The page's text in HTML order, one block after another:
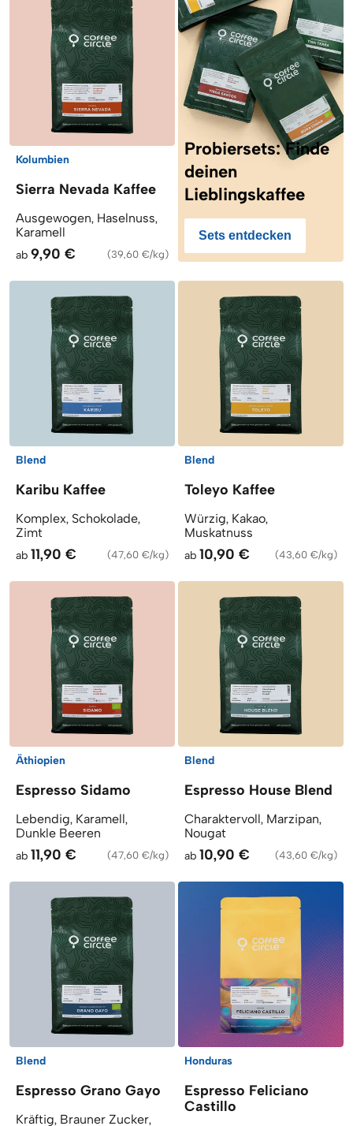
Kolumbien
Sierra Nevada Kaffee
Ausgewogen, Haselnuss,
Karamell
ab 9,90 € (39,60 €/kg)
Probiersets: Finde
deinen
Lieblingskaffee
Sets entdecken
Blend
Karibu Kaffee
Komplex, Schokolade,
Zimt
ab 11,90 € (47,60 €/kg)
Blend
Toleyo Kaffee
Würzig, Kakao,
Muskatnuss
ab 10,90 € (43,60 €/kg)
Äthiopien
Espresso Sidamo
Lebendig, Karamell,
Dunkle Beeren
ab 11,90 € (47,60 €/kg)
Blend
Espresso House Blend
Charaktervoll, Marzipan,
Nougat
ab 10,90 € (43,60 €/kg)
Blend
Espresso Grano Gayo
Kräftig, Brauner Zucker,
Honduras
Espresso Feliciano
Castillo